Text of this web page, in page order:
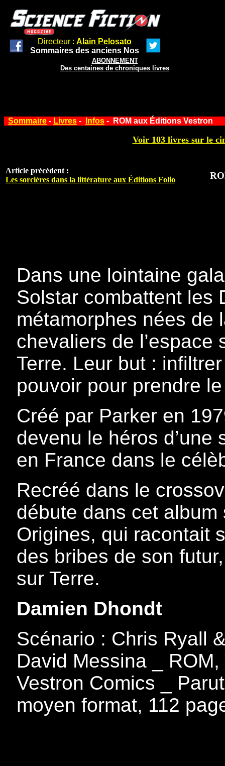
Directeur : Alain Pelosato
Sommaires des anciens Nos
ABONNEMENT
Des centaines de chroniques livres
Sommaire - Livres - Infos - ROM aux Éditions Vestron
Voir 103 livres sur le
Article précédent :
Les sorcières dans la littérature aux Éditions Folio
Dans une lointaine
Solstar combattent les
métamorphes nées de
chevaliers de
Terre. Leur but :
pouvoir pour prendre
Créé par Parker en
devenu le héros
en France dans le
Recréé dans le
débute dans cet
Origines, qui racontait
des bribes de son
sur Terre.
Damien Dhondt
Scénario : Chris Ryall
David Messina _
Vestron Comics _
moyen format, 112